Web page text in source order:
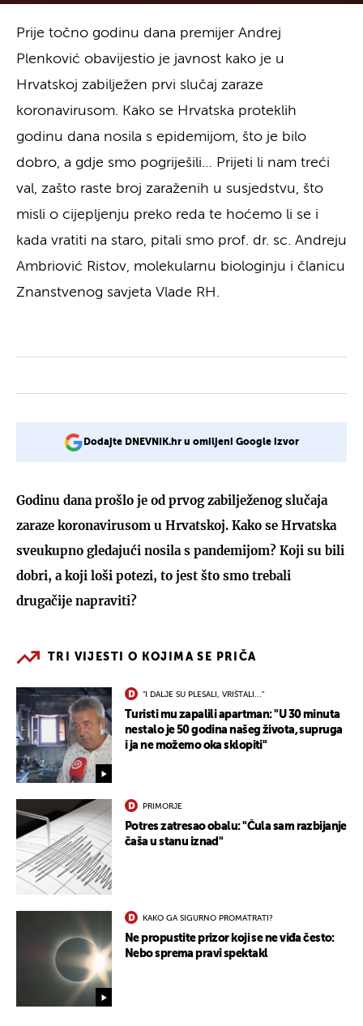
Prije točno godinu dana premijer Andrej
Plenković obavijestio je javnost kako je u
Hrvatskoj zabilježen prvi slučaj zaraze
koronavirusom. Kako se Hrvatska proteklih
godinu dana nosila s epidemijom, što je bilo
dobro, a gdje smo pogriješili… Prijeti li nam treći
val, zašto raste broj zaraženih u susjedstvu, što
misli o cijepljenju preko reda te hoćemo li se i
kada vratiti na staro, pitali smo prof. dr. sc. Andreju
Ambriović Ristov, molekularnu biologinju i članicu
Znanstvenog savjeta Vlade RH.
Dodajte DNEVNIK.hr u omiljeni Google izvor
Godinu dana prošlo je od prvog zabilježenog slučaja
zaraze koronavirusom u Hrvatskoj. Kako se Hrvatska
sveukupno gledajući nosila s pandemijom? Koji su bili
dobri, a koji loši potezi, to jest što smo trebali
drugačije napraviti?
TRI VIJESTI O KOJIMA SE PRIČA
"I DALJE SU PLESALI, VRIŠTALI..."
Turisti mu zapalili apartman: "U 30 minuta
nestalo je 50 godina našeg života, supruga
i ja ne možemo oka sklopiti"
PRIMORJE
Potres zatresao obalu: "Čula sam razbijanje
čaša u stanu iznad"
KAKO GA SIGURNO PROMATRATI?
Ne propustite prizor koji se ne viđa često:
Nebo sprema pravi spektakl